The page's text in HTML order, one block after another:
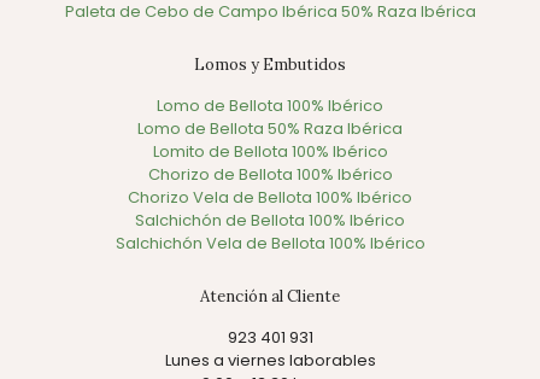
Paleta de Cebo de Campo Ibérica 50% Raza Ibérica
Lomos y Embutidos
Lomo de Bellota 100% Ibérico
Lomo de Bellota 50% Raza Ibérica
Lomito de Bellota 100% Ibérico
Chorizo de Bellota 100% Ibérico
Chorizo Vela de Bellota 100% Ibérico
Salchichón de Bellota 100% Ibérico
Salchichón Vela de Bellota 100% Ibérico
Atención al Cliente
923 401 931
Lunes a viernes laborables